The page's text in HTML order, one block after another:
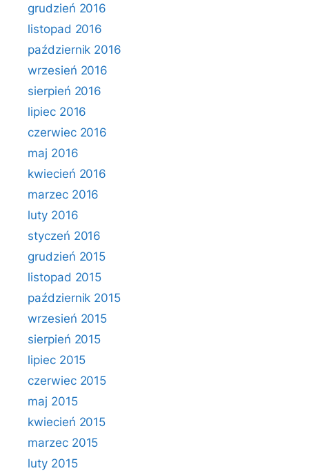
grudzień 2016
listopad 2016
październik 2016
wrzesień 2016
sierpień 2016
lipiec 2016
czerwiec 2016
maj 2016
kwiecień 2016
marzec 2016
luty 2016
styczeń 2016
grudzień 2015
listopad 2015
październik 2015
wrzesień 2015
sierpień 2015
lipiec 2015
czerwiec 2015
maj 2015
kwiecień 2015
marzec 2015
luty 2015